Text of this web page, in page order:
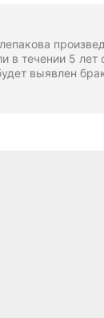
в течении 5 лет
выявлен